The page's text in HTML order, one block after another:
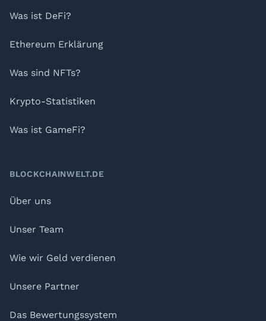
Was ist DeFi?
Ethereum Erklärung
Was sind NFTs?
Krypto-Statistiken
Was ist GameFi?
BLOCKCHAINWELT.DE
Über uns
Unser Team
Wie wir Geld verdienen
Unsere Partner
Das Bewertungssystem